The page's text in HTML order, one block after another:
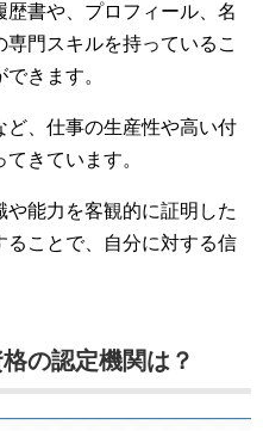
書や、プロフィール、名
門スキルを持っているこ
きます。
、仕事の生産性や高い付
きています。
能力を客観的に証明した
ることで、自分に対する信
の認定機関は？